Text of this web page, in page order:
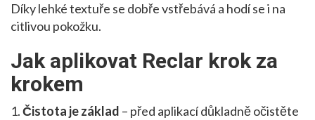
Díky lehké textuře se dobře vstřebává a hodí se i na
citlivou pokožku.
Jak aplikovat Reclar krok za
krokem
1.Čistota je základ – před aplikací důkladně očistěte